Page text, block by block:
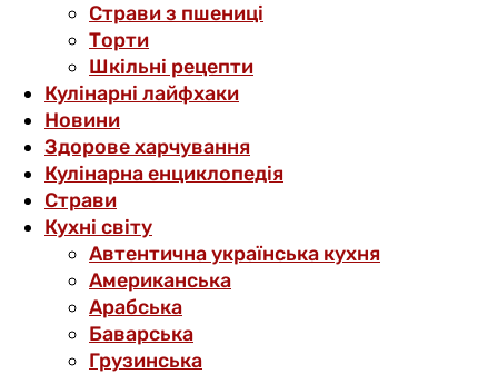
Страви з пшениці
Торти
Шкільні рецепти
Кулінарні лайфхаки
Новини
Здорове харчування
Кулінарна енциклопедія
Страви
Кухні світу
Автентична українська кухня
Американська
Арабська
Баварська
Грузинська